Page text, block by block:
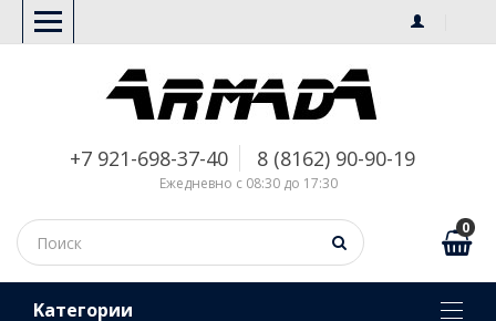
+7 921-698-37-40 8 (8162) 90-90-19
Ежедневно с 08:30 до 17:30
0
Kатегории